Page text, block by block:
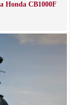
Honda CB1000F